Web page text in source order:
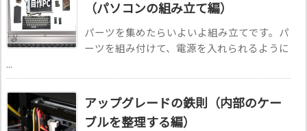
（パソコンの組み立て編）
パーツを集めたらいよいよ組み立てです。パ
ーツを組み付けて、電源を入れられるように
...
アップグレードの鉄則（内部のケー
ブルを整理する編）